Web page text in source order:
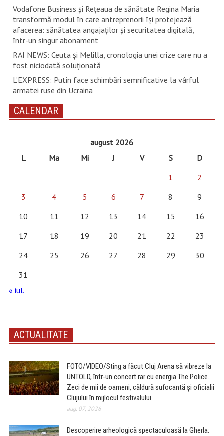
Vodafone Business și Rețeaua de sănătate Regina Maria
transformă modul în care antreprenorii își protejează
afacerea: sănătatea angajaților și securitatea digitală,
într-un singur abonament
RAI NEWS: Ceuta și Melilla, cronologia unei crize care nu a
fost niciodată soluționată
L’EXPRESS: Putin face schimbări semnificative la vârful
armatei ruse din Ucraina
CALENDAR
august 2026
L
Ma Mi J V S
D
1
2
3
4 5 6 7 8
9
10
11 12 13 14 15
16
17
18 19 20 21 22
23
24
25 26 27 28 29
30
31
« iul.
ACTUALITATE
FOTO/VIDEO/Sting a făcut Cluj Arena să vibreze la
UNTOLD, într-un concert rar cu energia The Police.
Zeci de mii de oameni, căldură sufocantă și oficialii
Clujului în mijlocul festivalului
aug. 07, 2026
Descoperire arheologică spectaculoasă la Gherla: